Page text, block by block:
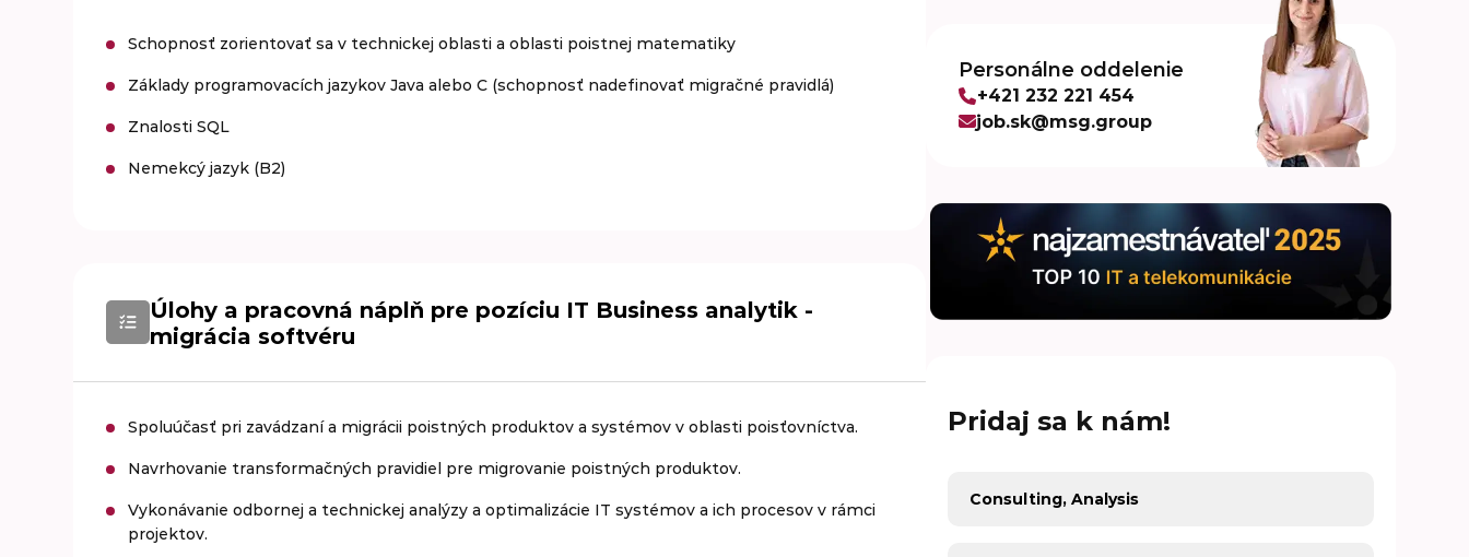
Schopnosť zorientovať sa v technickej oblasti a oblasti poistnej matematiky
Základy programovacích jazykov Java alebo C (schopnosť nadefinovať migračné pravidlá)
Znalosti SQL
Nemekcý jazyk (B2)
Úlohy a pracovná náplň pre pozíciu IT Business analytik -
migrácia softvéru
Spoluúčasť pri zavádzaní a migrácii poistných produktov a systémov v oblasti poisťovníctva.
Navrhovanie transformačných pravidiel pre migrovanie poistných produktov.
Vykonávanie odbornej a technickej analýzy a optimalizácie IT systémov a ich procesov v rámci
projektov.
Personálne oddelenie
+421 232 221 454
job.sk@msg.group
Pridaj sa k nám!